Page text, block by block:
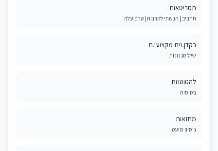
תסריטאות
תחביב | הגשתי לקרנות | טרם עלה
רקדן.נית מקצועי.ת
שלל סגנונות
להטוטנות
בסיסית
מחזאות
ניסיון מועט